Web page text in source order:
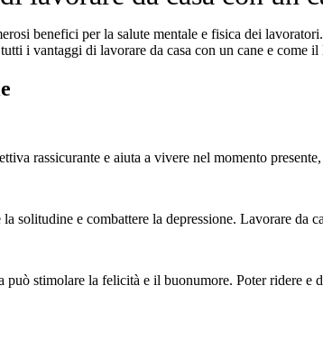
benefici per la salute mentale e fisica dei
i vantaggi di lavorare da casa con un cane e come
rassicurante e aiuta a vivere nel momento
solitudine e combattere la depressione. Lavorare da
può stimolare la felicità e il buonumore. Poter ridere